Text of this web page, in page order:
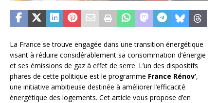
La France se trouve engagée dans une transition énergétique
visant à réduire considérablement sa consommation d’énergie
et ses émissions de gaz à effet de serre. L’un des dispositifs
phares de cette politique est le programme France Rénov’,
une initiative ambitieuse destinée à améliorer l’efficacité
énergétique des logements. Cet article vous propose d’en